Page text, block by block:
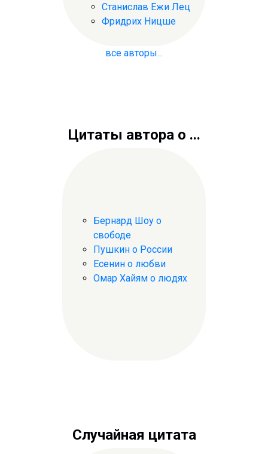
Станислав Ежи Лец
Фридрих Ницше
все авторы...
Цитаты автора о ...
Бернард Шоу о
свободе
Пушкин о России
Есенин о любви
Омар Хайям о людях
Случайная цитата